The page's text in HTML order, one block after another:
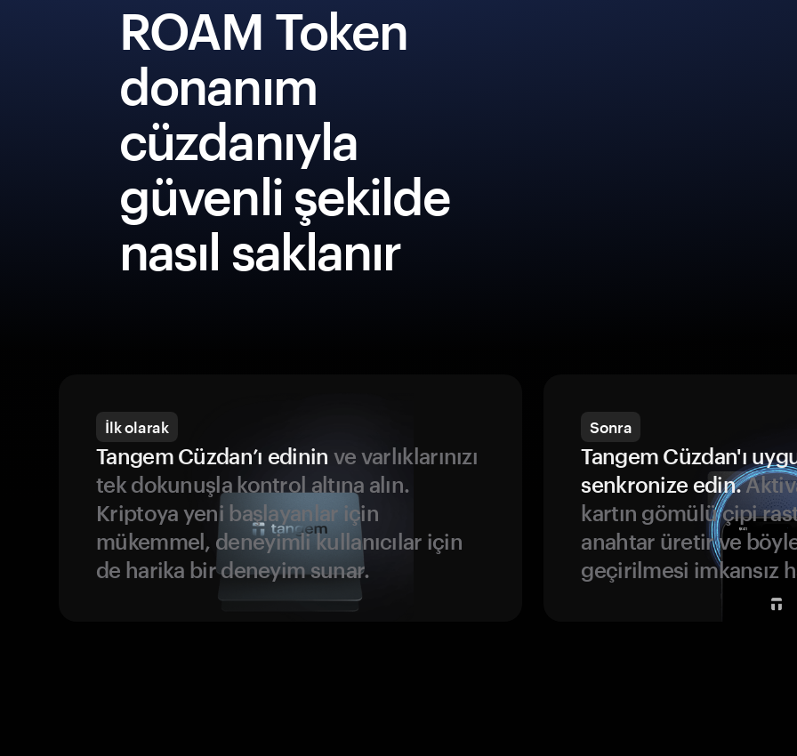
ROAM Token
donanım
cüzdanıyla
güvenli şekilde
nasıl saklanır
İlk olarak
Tangem Cüzdan’ı edinin ve varlıklarınızı
tek dokunuşla kontrol altına alın.
Kriptoya yeni başlayanlar için
mükemmel, deneyimli kullanıcılar için
de harika bir deneyim sunar.
Sonra
Tangem Cüzdan'ı
senkronize edin.
kartın gömülü çipi
anahtar üretir ve
geçirilmesi imkansız